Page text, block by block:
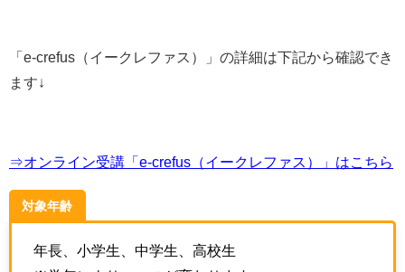
「 e-crefus（イークレファス）
」の詳細は下記から確認でき
ます↓
⇒オンライン受講「e-crefus（イークレファス）」はこちら
対象年齢
年長、小学生、中学生、高校生